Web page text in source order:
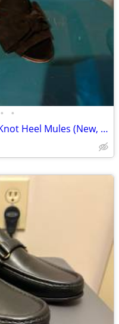
• •
Womens Sam Edelman Suede Knot Heel Mules (New, 8.5M)